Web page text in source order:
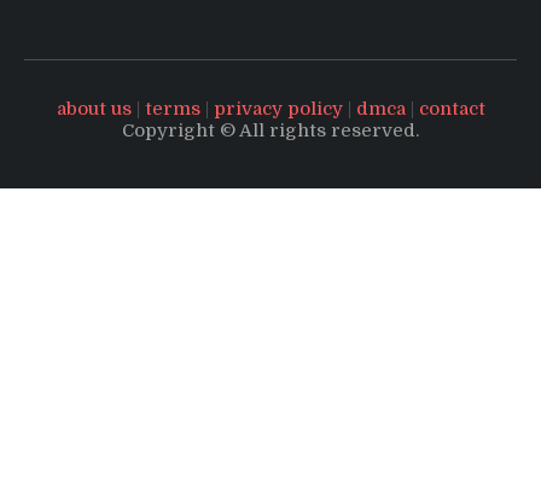
about us| terms| privacy policy| dmca| contact
Copyright © All rights reserved.